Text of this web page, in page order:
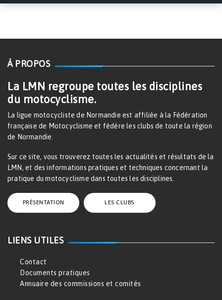
À PROPOS
La LMN regroupe toutes les disciplines
du motocyclisme.
La ligue motocycliste de Normandie est affiliée à la Fédération
française de Motocyclisme et fédère les clubs de toute la région
de Normandie.
Sur ce site, vous trouverez toutes les actualités et résultats de la
LMN, et des informations pratiques et techniques concernant la
pratique du motocyclisme dans toutes les disciplines.
PRÉSENTATION LES CLUBS
LIENS UTILES
Contact
Documents pratiques
Annuaire des commissions et comités